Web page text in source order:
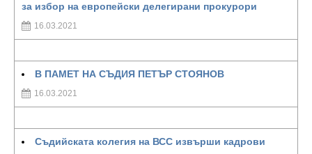
за избор на европейски делегирани прокурори
16.03.2021
В ПАМЕТ НА СЪДИЯ ПЕТЪР СТОЯНОВ
16.03.2021
Съдийската колегия на ВСС извърши кадрови